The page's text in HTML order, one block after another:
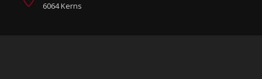
6064 Kerns